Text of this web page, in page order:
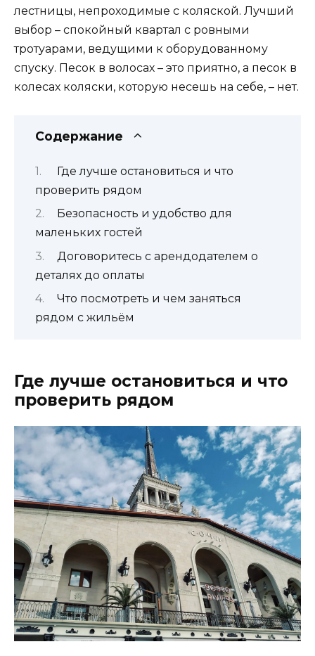
лестницы, непроходимые с коляской. Лучший
выбор – спокойный квартал с ровными
тротуарами, ведущими к оборудованному
спуску. Песок в волосах – это приятно, а песок в
колесах коляски, которую несешь на себе, – нет.
Содержание
Где лучше остановиться и что
проверить рядом
Безопасность и удобство для
маленьких гостей
Договоритесь с арендодателем о
деталях до оплаты
Что посмотреть и чем заняться
рядом с жильём
Где лучше остановиться и что
проверить рядом